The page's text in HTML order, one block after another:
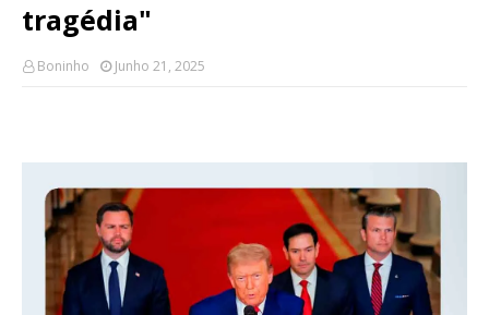
tragédia"
Boninho Junho 21, 2025